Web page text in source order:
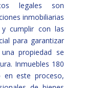
legales son
inmobiliarias
y cumplir con las
para garantizar
propiedad se
Inmuebles 180
este proceso,